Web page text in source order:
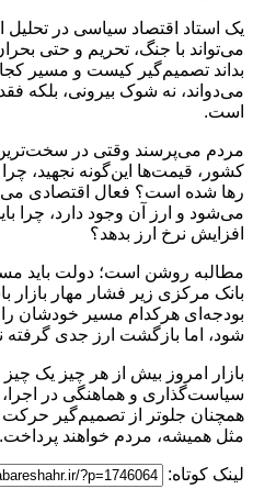
یک استاد اقتصاد سیاسی در تحلیل
می‌تواند با جنگ، تحریم و حتی
بداند تصمیم‌گیر کیست و مسیر
می‌دواند، نه شوک بیرونی، بلکه
است.
مردم می‌پرسند وقتی در
کشور، قیمت‌ها این‌گونه نجهید،
رها شده است؟ فعال اقتصادی
می‌شود و ارز آن وجود دارد، چرا
افزایش نرخ ارز بدهد؟
مطالبه روشن است؛ دولت باید
بانک مرکزی زیر فشار مهار بازار
بودجه‌ای هرکدام مسیر خودشان
شود، اما بازگشت ارز جدی گرفته
بازار امروز بیش از هر چیز یک
سیاست‌گذاری و هماهنگی در اجرا،
همچنان جلوتر از تصمیم‌گیر حرکت
مثل همیشه، مردم خواهند
لینک کوتاه: